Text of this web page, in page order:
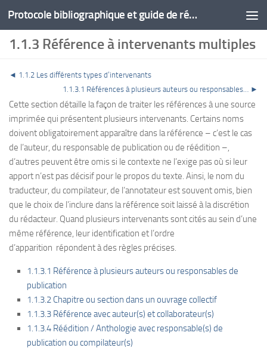
Protocole bibliographique et guide de rédaction
1.1.3 Référence à intervenants multiples
◄ 1.1.2 Les différents types d’intervenants
1.1.3.1 Références à plusieurs auteurs ou responsables… ►
Cette section détaille la façon de traiter les références à une source
imprimée qui présentent plusieurs intervenants. Certains noms
doivent obligatoirement apparaître dans la référence – c’est le cas
de l’auteur, du responsable de publication ou de réédition –,
d’autres peuvent être omis si le contexte ne l’exige pas où si leur
apport n’est pas décisif pour le propos du texte. Ainsi, le nom du
traducteur, du compilateur, de l’annotateur est souvent omis, bien
que le choix de l’inclure dans la référence soit laissé à la discrétion
du rédacteur. Quand plusieurs intervenants sont cités au sein d’une
même référence, leur identification et l’ordre
d’apparition répondent à des règles précises.
1.1.3.1 Référence à plusieurs auteurs ou responsables de
publication
1.1.3.2 Chapitre ou section dans un ouvrage collectif
1.1.3.3 Référence avec auteur(s) et collaborateur(s)
1.1.3.4 Réédition / Anthologie avec responsable(s) de
publication ou compilateur(s)